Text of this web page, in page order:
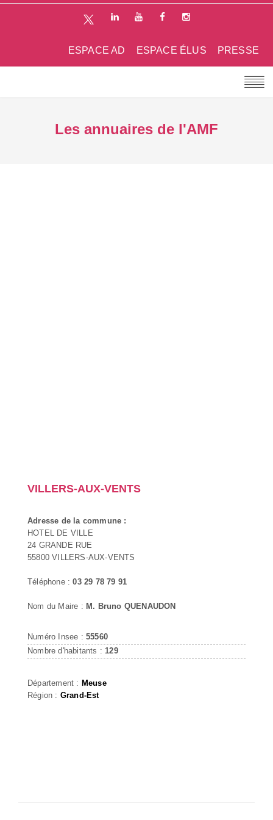
PRESSE
ESPACE ÉLUS
ESPACE AD
Les annuaires de l'AMF
VILLERS-AUX-VENTS
Adresse de la commune :
HOTEL DE VILLE
24 GRANDE RUE
55800 VILLERS-AUX-VENTS
Téléphone :03 29 78 79 91
Nom du Maire : M. Bruno QUENAUDON
Numéro Insee : 55560
Nombre d'habitants : 129
Département : Meuse
Région : Grand-Est